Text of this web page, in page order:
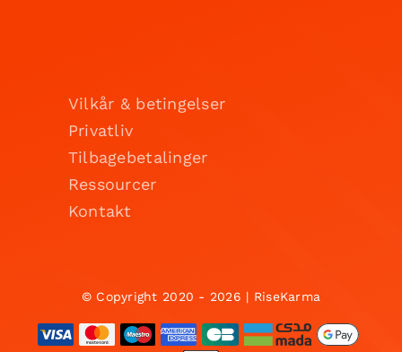
Vilkår & betingelser
Privatliv
Tilbagebetalinger
Ressourcer
Kontakt
© Copyright 2020 - 2026 | RiseKarma